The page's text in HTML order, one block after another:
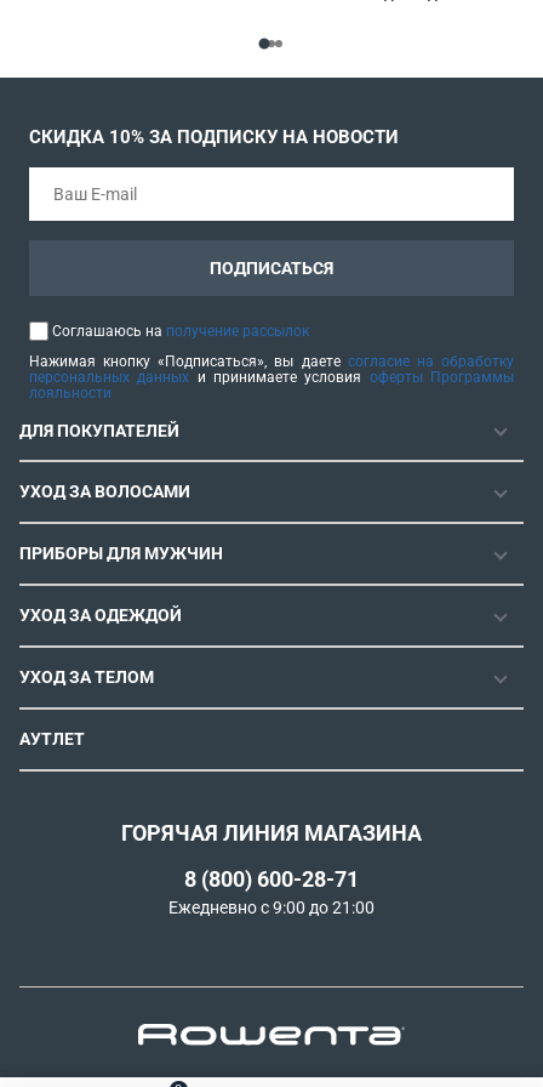
ДЛЯ ПОКУПАТЕЛЕЙ
ГАРАНТИЯ
РЕМОНТОПРИГОДНОСТЬ
ИНСТРУКЦИИ И FAQ
КОНТАКТЫ И РЕКВИЗИТЫ
СПОСОБЫ ОПЛАТЫ
УСЛОВИЯ ДОСТАВКИ
ОБМЕН И ВОЗВРАТ
РЕКОМЕНДАТЕЛЬНЫЕ ТЕХНОЛОГИИ
УХОД ЗА ВОЛОСАМИ
ФЕНЫ
ФЕН-ЩЕТКИ
СТАЙЛЕРЫ
ВОССТАНОВЛЕНИЕ ВОЛОС
ULTIMATE EXPERIENCE
ROWENTA X KARL LAGERFELD
ПРИБОРЫ ДЛЯ МУЖЧИН
МАШИНКИ ДЛЯ СТРИЖКИ
ТРИММЕРЫ
УХОД ЗА ОДЕЖДОЙ
ПАРОГЕНЕРАТОРЫ
УТЮГИ
УХОД ЗА ТЕЛОМ
ЭПИЛЯТОРЫ
АУТЛЕТ
СКИДКА 10% ЗА ПОДПИСКУ НА НОВОСТИ
ПОДПИСАТЬСЯ
Соглашаюсь на получение рассылок
Нажимая кнопку «Подписаться», вы даете согласие на обработку
персональных данных и принимаете условия оферты Программы
лояльности
ГОРЯЧАЯ ЛИНИЯ МАГАЗИНА
8 (800) 600-28-71
Ежедневно с 9:00 до 21:00